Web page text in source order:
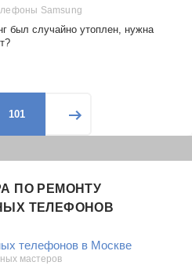
Samsung
был случайно утоплен, нужна
101
ПО РЕМОНТУ
ТЕЛЕФОНОВ
телефонов в Москве
мастеров